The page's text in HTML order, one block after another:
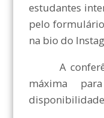
estudantes
pelo
na bio do
A
máxima